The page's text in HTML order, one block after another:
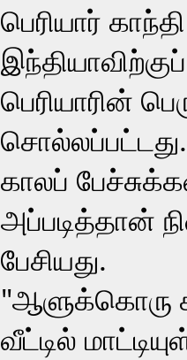
பெரியார்
பெரியாரின்
காலப்
அப்படித்தான்
பேசியது.
"ஆளுக்கொரு
வீட்டில்